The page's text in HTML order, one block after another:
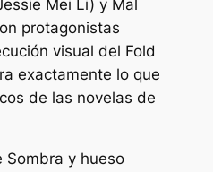
Mei Li) y Mal
protagonistas
visual del Fold
exactamente lo que
de las novelas de
Sombra y hueso